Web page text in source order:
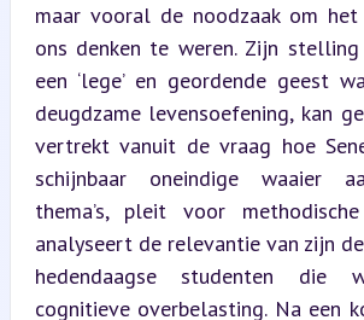
maar vooral de noodzaak om
ons denken te weren. Zijn
een ‘lege’ en geordende geest
deugdzame levensoefening, kan
vertrekt vanuit de vraag hoe
schijnbaar oneindige waaier
thema’s, pleit voor
analyseert de relevantie van zijn
hedendaagse studenten die
cognitieve overbelasting. Na een